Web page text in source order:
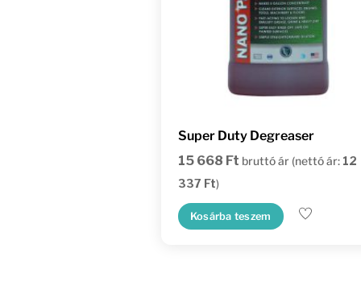
Super Duty Degreaser
15 668 Ft bruttó ár (nettó ár: 12
337 Ft)
Kosárba teszem